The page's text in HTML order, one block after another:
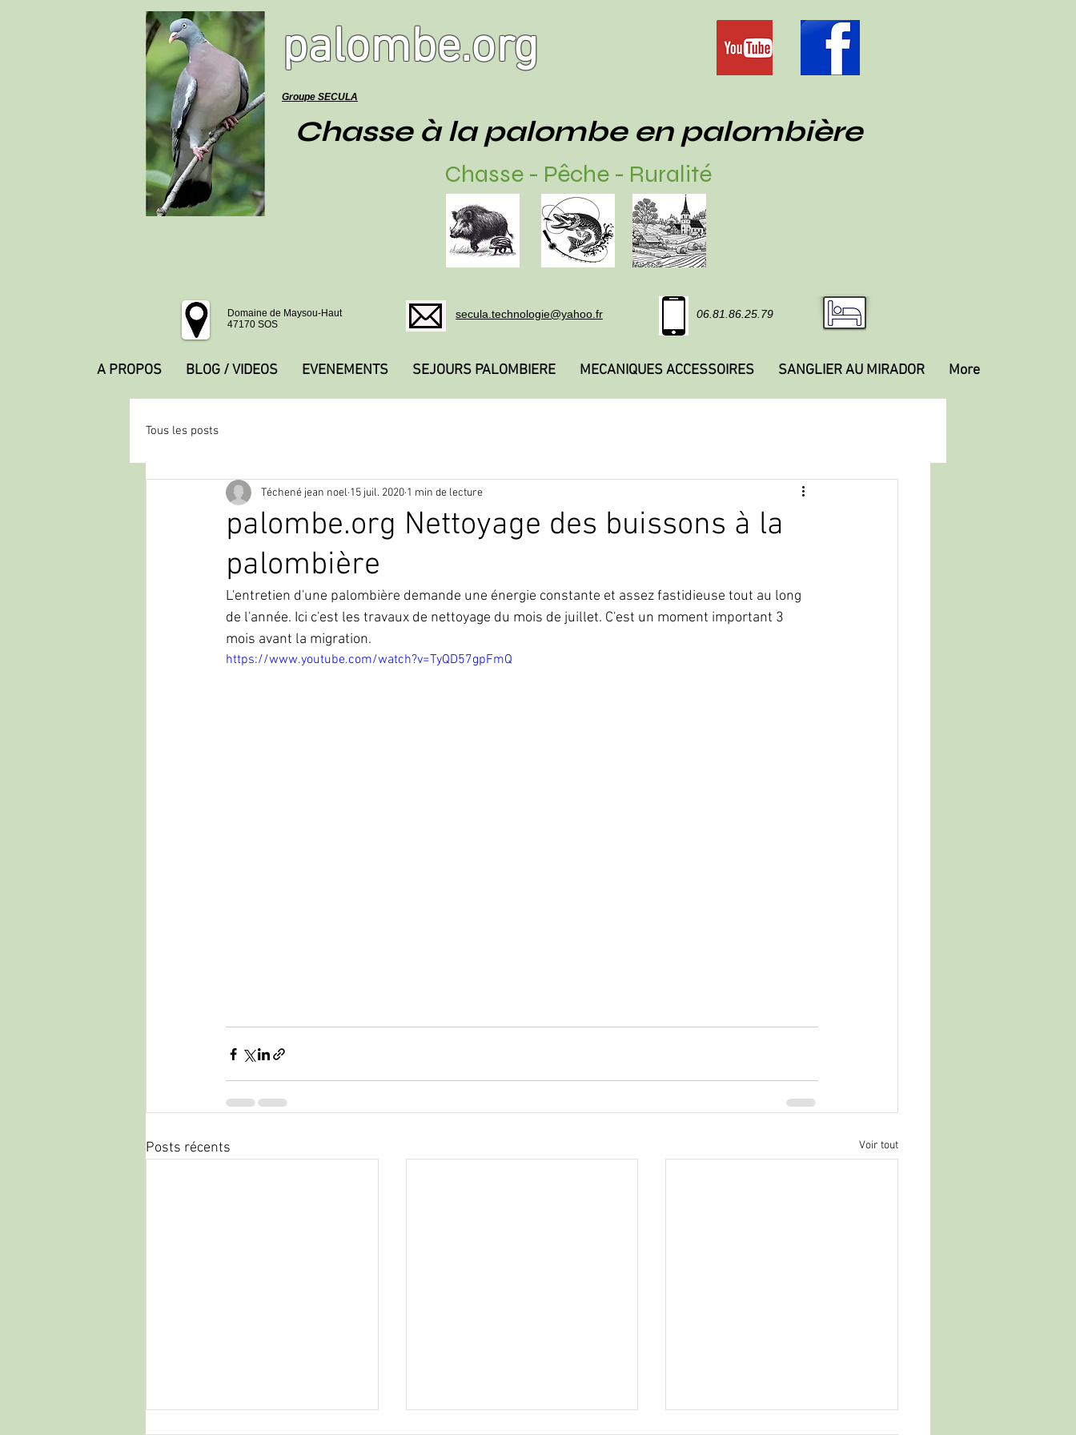
palombe.org
Groupe SECULA
Chasse à la palombe en palombière
Chasse - Pêche - Ruralité
Domaine de Maysou-Haut
47170 SOS
secula.technologie@yahoo.fr 06.81.86.25.79
A PROPOS BLOG / VIDEOS EVENEMENTS SEJOURS PALOMBIERE MECANIQUES ACCESSOIRES SANGLIER AU MIRADOR More
Tous les posts
palombe.org Nettoyage des buissons à la
palombière
Téchené jean noel 15 juil. 2020 1 min de lecture
L'entretien d'une palombière demande une énergie constante et assez fastidieuse tout au long
de l'année. Ici c'est les travaux de nettoyage du mois de juillet. C'est un moment important 3
mois avant la migration.
https://www.youtube.com/watch?v=TyQD57gpFmQ
Posts récents Voir tout